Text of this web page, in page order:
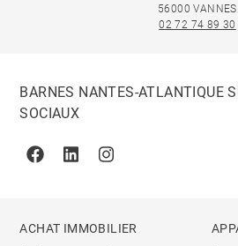
56000 VANNES
02 72 74 89 30
BARNES NANTES-ATLANTIQUE
SOCIAUX
FacebookLinkedinInstagram
ACHAT IMMOBILIER